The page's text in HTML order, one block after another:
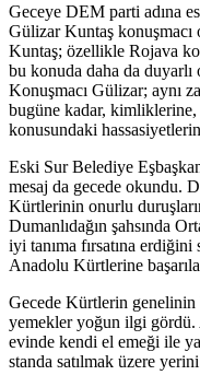
Geceye DEM parti adına
Gülizar Kuntaş konuşmacı
Kuntaş; özellikle Rojava
bu konuda daha da duyarlı
Konuşmacı Gülizar; aynı
bugüne kadar,
konusundaki
Eski Sur Belediye
mesaj da gecede okundu.
Kürtlerinin onurlu
Dumanlıdağın şahsında
iyi tanıma fırsatına
Anadolu Kürtlerine
Gecede Kürtlerin
yemekler yoğun ilgi gördü.
evinde kendi el emeği ile
standa satılmak üzere yerini